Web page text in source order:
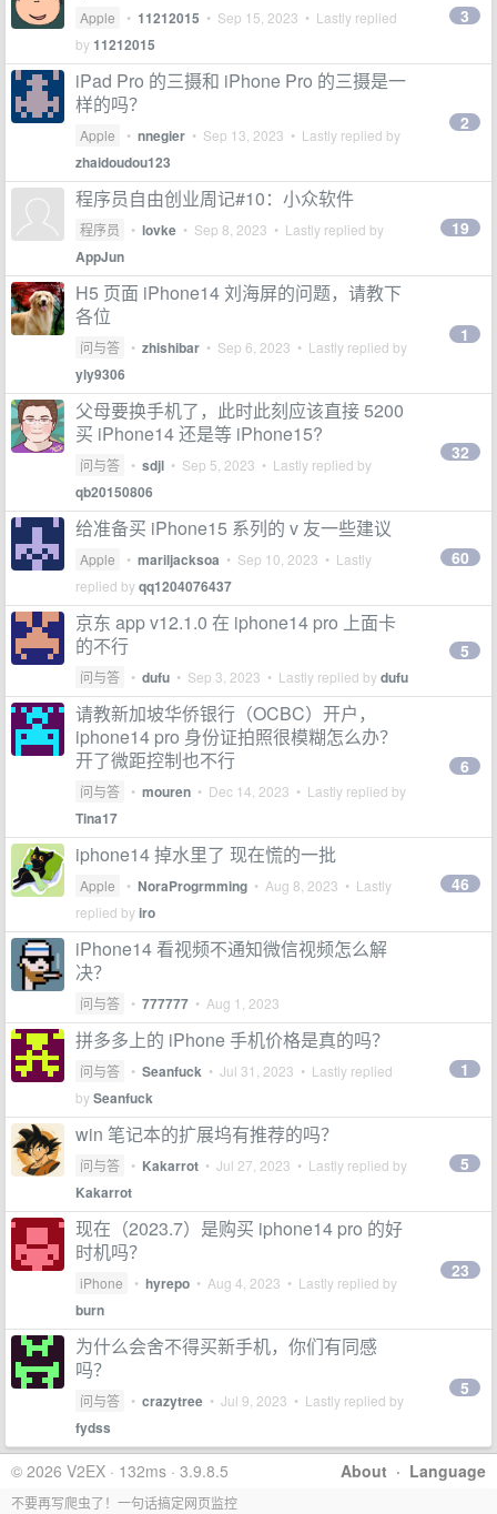
Apple • 11212015 • Sep 15, 2023 • Lastly replied
by11212015
3
iPad Pro 的三摄和 iPhone Pro 的三摄是一
样的吗？
Apple • nnegier • Sep 13, 2023 • Lastly replied by
zhaidoudou123
2
程序员自由创业周记#10：小众软件
程序员 • lovke • Sep 8, 2023 • Lastly replied by
AppJun
19
H5 页面 iPhone14 刘海屏的问题，请教下
各位
问与答 • zhishibar • Sep 6, 2023 • Lastly replied by
yly9306
1
父母要换手机了，此时此刻应该直接 5200
买 iPhone14 还是等 iPhone15?
问与答 • sdjl • Sep 5, 2023 • Lastly replied by
qb20150806
32
给准备买 iPhone15 系列的 v 友一些建议
Apple • mariljacksoa • Sep 10, 2023 • Lastly
replied byqq1204076437
60
京东 app v12.1.0 在 iphone14 pro 上面卡
的不行
问与答 • dufu • Sep 3, 2023 • Lastly replied bydufu
5
请教新加坡华侨银行（OCBC）开户，
iphone14 pro 身份证拍照很模糊怎么办？
开了微距控制也不行
问与答 • mouren • Dec 14, 2023 • Lastly replied by
Tina17
6
iphone14 掉水里了 现在慌的一批
Apple • NoraProgrmming • Aug 8, 2023 • Lastly
replied byiro
46
iPhone14 看视频不通知微信视频怎么解
决？
问与答 • 777777 • Aug 1, 2023
拼多多上的 iPhone 手机价格是真的吗？
问与答 • Seanfuck • Jul 31, 2023 • Lastly replied
bySeanfuck
1
win 笔记本的扩展坞有推荐的吗？
问与答 • Kakarrot • Jul 27, 2023 • Lastly replied by
Kakarrot
5
现在（2023.7）是购买 iphone14 pro 的好
时机吗？
iPhone • hyrepo • Aug 4, 2023 • Lastly replied by
burn
23
为什么会舍不得买新手机，你们有同感
吗？
问与答 • crazytree • Jul 9, 2023 • Lastly replied by
fydss
5
About · Language
© 2026 V2EX · 132ms · 3.9.8.5
不要再写爬虫了！一句话搞定网页监控